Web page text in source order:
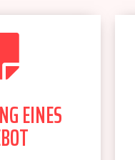
EINES